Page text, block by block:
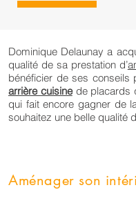
Dominique Delaunay a
qualité de sa prestation d’
bénéficier de ses conseils
arrière cuisine de placards
qui fait encore gagner de
souhaitez une belle qualité
Aménager son